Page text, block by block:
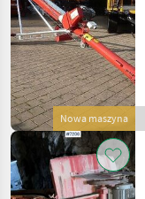
Nowa maszyna